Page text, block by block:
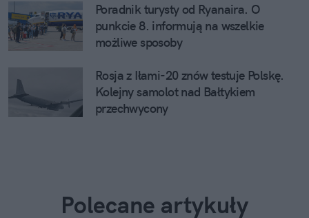
Poradnik turysty od Ryanaira. O
punkcie 8. informują na wszelkie
możliwe sposoby
Rosja z Iłami-20 znów testuje Polskę.
Kolejny samolot nad Bałtykiem
przechwycony
Polecane artykuły